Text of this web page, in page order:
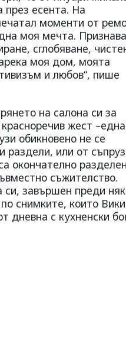
през есента. На
моменти от
моя мечта.
сглобяване,
моя дом, моята
и любов“, пише
на салона си за
жест
обикновено не се
раздели, или от
окончателно
съжителство.
завършен преди
снимките, които Вики
дневна с кухненски